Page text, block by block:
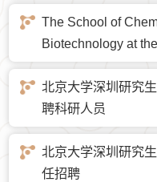
The School of
Biotechnology at
Shenzhen
Recruitment for
北京大学深圳研究
聘科研人员
北京大学深圳研究
任招聘